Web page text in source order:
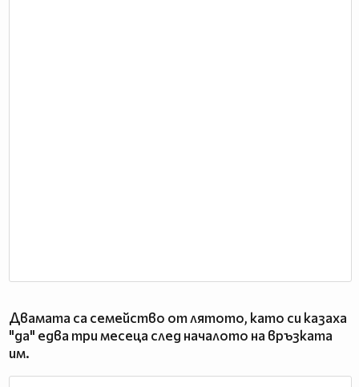
Двамата са семейство от лятото, като си казаха
"да" едва три месеца след началото на връзката
им.